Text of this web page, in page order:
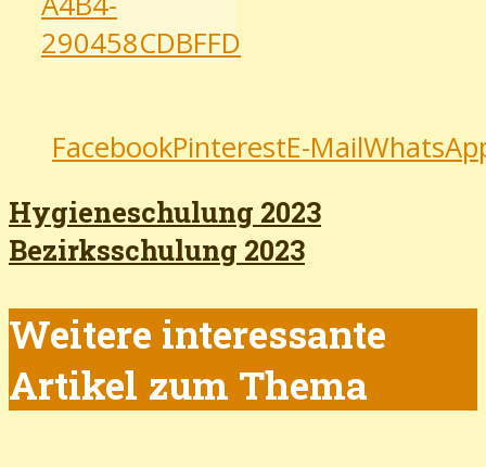
FacebookPinterestE-Mail
Hygieneschulung 2023
Bezirksschulung 2023
Weitere interessante
Artikel zum Thema